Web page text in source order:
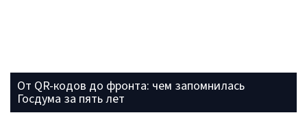
От QR-кодов до фронта: чем запомнилась
Госдума за пять лет